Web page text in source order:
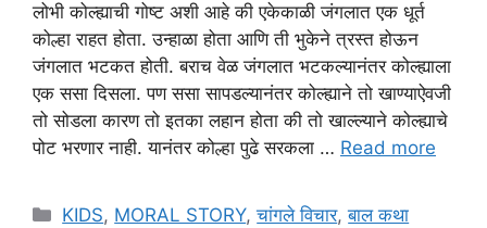
लोभी कोल्ह्याची गोष्ट अशी आहे की एकेकाळी जंगलात एक धूर्त
कोल्हा राहत होता. उन्हाळा होता आणि ती भुकेने त्रस्त होऊन
जंगलात भटकत होती. बराच वेळ जंगलात भटकल्यानंतर कोल्ह्याला
एक ससा दिसला. पण ससा सापडल्यानंतर कोल्ह्याने तो खाण्याऐवजी
तो सोडला कारण तो इतका लहान होता की तो खाल्ल्याने कोल्ह्याचे
पोट भरणार नाही. यानंतर कोल्हा पुढे सरकला … Read more
Categories
KIDS, MORAL STORY,चांगले विचार,बाल कथा